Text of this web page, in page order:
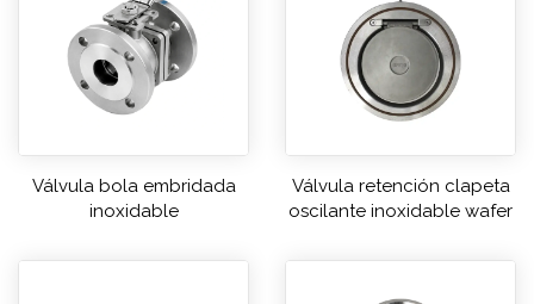
Válvula bola embridada
inoxidable
Válvula retención clapeta
oscilante inoxidable wafer